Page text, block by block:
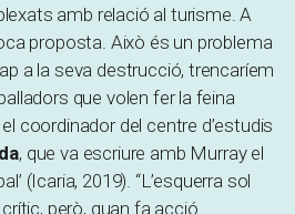
amb relació al turisme. A
proposta. Això és un problema
a la seva destrucció, trencaríem
que volen fer la feina
coordinador del centre d’estudis
, que va escriure amb Murray el
(Icaria, 2019). “L’esquerra sol
però, quan fa acció